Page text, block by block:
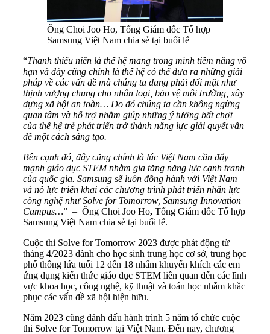
Ông Choi Joo Ho, Tổng Giám đốc Tổ hợp
Samsung Việt Nam chia sẻ tại buổi lễ
“Thanh thiếu niên là thế hệ mang trong mình tiềm năng vô
hạn và đây cũng chính là thế hệ có thể đưa ra những giải
pháp về các vấn đề mà chúng ta đang phải đối mặt như
thịnh vượng chung cho nhân loại, bảo vệ môi trường, xây
dựng xã hội an toàn… Do đó chúng ta cần không ngừng
quan tâm và hỗ trợ nhằm giúp những ý tưởng bất chợt
của thế hệ trẻ phát triển trở thành năng lực giải quyết vấn
đề một cách sáng tạo.
Bên cạnh đó, đây cũng chính là lúc Việt Nam cần đẩy
mạnh giáo dục STEM nhằm gia tăng năng lực cạnh tranh
của quốc gia. Samsung sẽ luôn đồng hành với Việt Nam
và nỗ lực triển khai các chương trình phát triển nhân lực
công nghệ như Solve for Tomorrow, Samsung Innovation
Campus…” – Ông Choi Joo Ho, Tổng Giám đốc Tổ hợp
Samsung Việt Nam chia sẻ tại buổi lễ.
Cuộc thi Solve for Tomorrow 2023 được phát động từ
tháng 4/2023 dành cho học sinh trung học cơ sở, trung học
phổ thông lứa tuổi 12 đến 18 nhằm khuyến khích các em
ứng dụng kiến thức giáo dục STEM liên quan đến các lĩnh
vực khoa học, công nghệ, kỹ thuật và toán học nhằm khắc
phục các vấn đề xã hội hiện hữu.
Năm 2023 cũng đánh dấu hành trình 5 năm tổ chức cuộc
thi Solve for Tomorrow tại Việt Nam. Đến nay, chương